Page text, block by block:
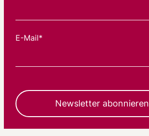
E-Mail*
Newsletter abonnieren